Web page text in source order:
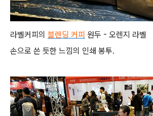
라벨커피의 블렌딩 커피 원두 - 오렌지 라벨
손으로 쓴 듯한 느낌의 인쇄 봉투.